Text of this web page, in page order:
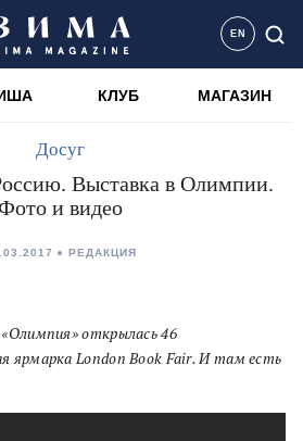
EN
КЛУБ МАГАЗИН
Досуг
Выставка в Олимпии.
и видео
РЕДАКЦИЯ
открылась 46
ярмарка London Book Fair. И там есть